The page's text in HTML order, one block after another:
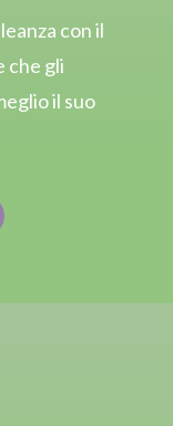
con il
che gli
il suo